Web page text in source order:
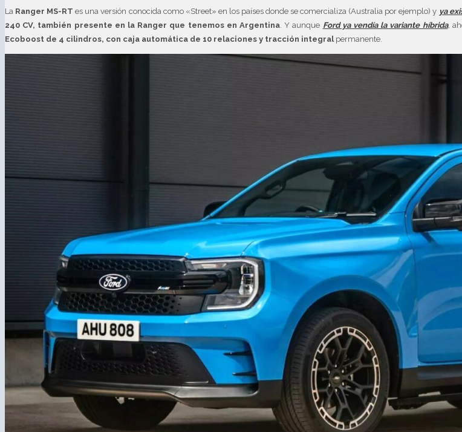
La Ranger MS-RTes una versión conocida como «Street» en los países donde se comercializa (Australia por ejemplo) y ya
240 CV, también presente en la Ranger que tenemos en Argentina. Y aunque Ford ya vendía la variante híbrida,
Ecoboost de 4 cilindros, con caja automática de 10 relaciones y tracción integral permanente.